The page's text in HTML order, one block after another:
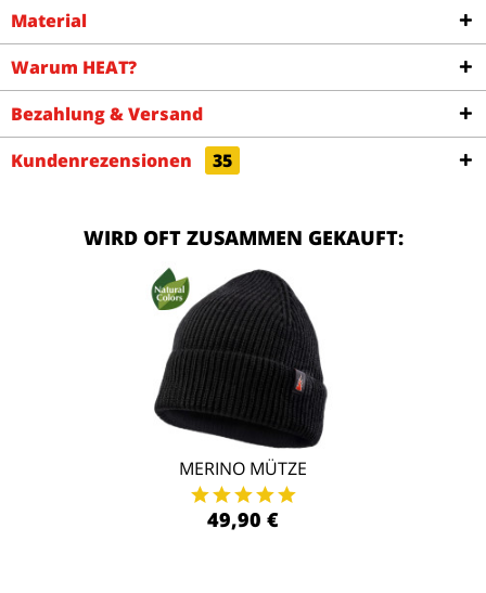
Material
Warum HEAT?
Bezahlung & Versand
Kundenrezensionen
35
WIRD OFT ZUSAMMEN GEKAUFT:
MERINO MÜTZE
49,90 €